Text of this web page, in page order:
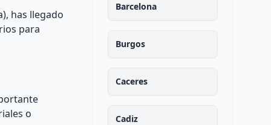
has llegado
para
o
Barcelona
Burgos
Caceres
Cadiz